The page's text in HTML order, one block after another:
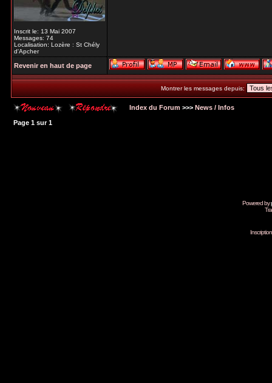
Inscrit le: 13 Mai 2007
Messages: 74
Localisation: Lozère : St Chély
d'Apcher
Revenir en haut de page
Montrer les messages depuis:
Index du Forum >>> News / Infos
Page 1 sur1
Powered by